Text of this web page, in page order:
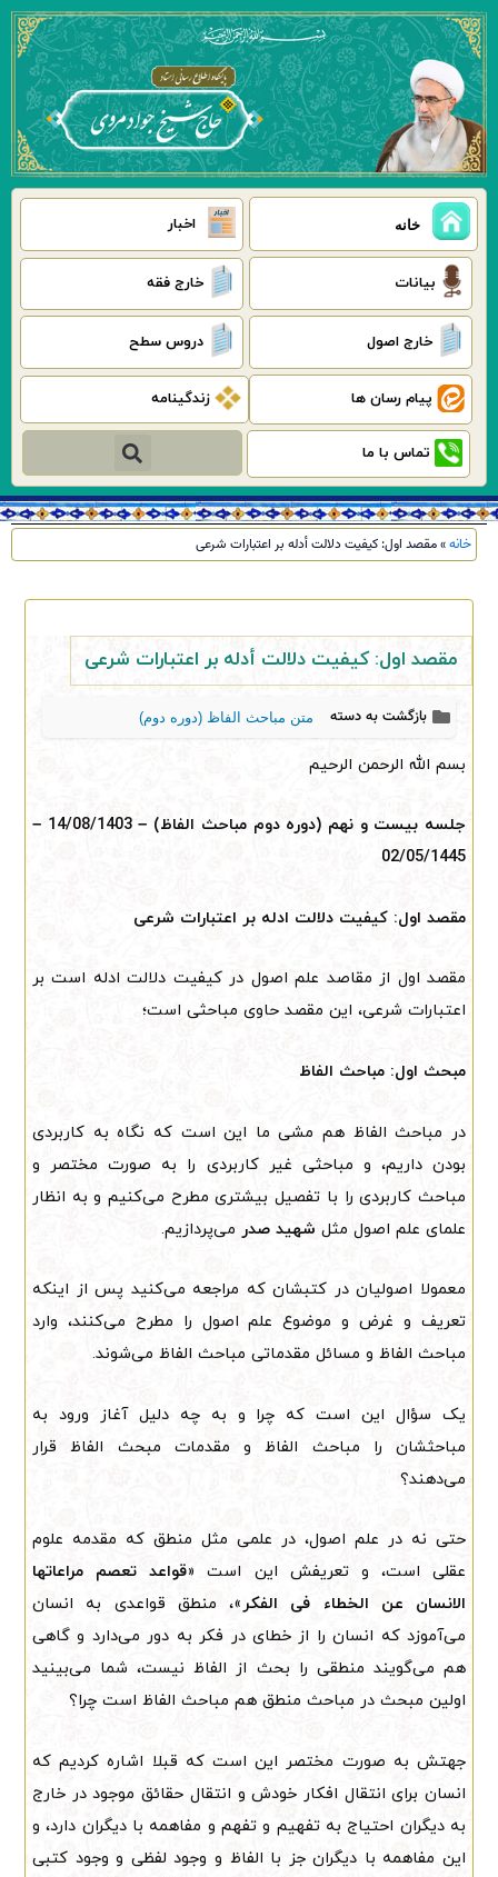
پرش
محتوا
خانه اخبار
بیانات خارج فقه
خارج اصول دروس سطح
پیام رسان ها زندگینامه
تماس با ما جستجو
خانه»مقصد اول: کیفیت دلالت أدله بر اعتبارات شرعی
مقصد اول: کیفیت دلالت أدله بر اعتبارات شرعی
بازگشت به دسته متن مباحث الفاظ (دوره دوم)
بسم الله الرحمن الرحیم
جلسه بیست و نهم (دوره دوم مباحث الفاظ) –
14/08/1403
–
02/05/1445
مقصد اول: کیفیت دلالت ادله بر اعتبارات شرعی
مقصد اول از مقاصد علم اصول در کیفیت دلالت ادله است بر
اعتبارات شرعی، این مقصد حاوی مباحثی است؛
مبحث اول: مباحث الفاظ
در مباحث الفاظ هم مشی ما این است که نگاه به کاربردی
بودن داریم، و مباحثی غیر کاربردی را به صورت مختصر و
مباحث کاربردی را با تفصیل بیشتری مطرح می‌کنیم و به انظار
علمای علم اصول مثل شهید صدر می‌پردازیم.
معمولا اصولیان در کتبشان که مراجعه می‌کنید پس از اینکه
تعریف و غرض و موضوع علم اصول را مطرح می‌کنند، وارد
مباحث الفاظ و مسائل مقدماتی مباحث الفاظ می‌شوند.
یک سؤال این است که چرا و به چه دلیل آغاز ورود به
مباحثشان را مباحث الفاظ و مقدمات مبحث الفاظ قرار
می‌دهند؟
حتی نه در علم اصول، در علمی مثل منطق که مقدمه علوم
عقلی است، و تعریفش این است «قواعد تعصم مراعاتها
الانسان عن الخطاء فی الفکر»، منطق قواعدی به انسان
می‌آموزد که انسان را از خطای در فکر به دور می‌دارد و گاهی
هم می‌گویند منطقی را بحث از الفاظ نیست، شما می‌بینید
اولین مبحث در مباحث منطق هم مباحث الفاظ است چرا؟
جهتش به صورت مختصر این است که قبلا اشاره کردیم که
انسان برای انتقال افکار خودش و انتقال حقائق موجود در خارج
به دیگران احتیاج به تفهیم و تفهم و مفاهمه با دیگران دارد، و
این مفاهمه با دیگران جز با الفاظ و وجود لفظی و وجود کتبی